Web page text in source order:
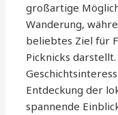
großartige
Wanderung,
beliebtes Ziel für
Picknicks
Entdeckung der
spannende